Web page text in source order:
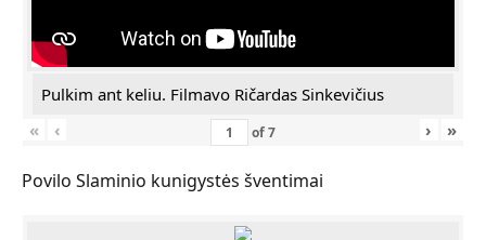
Pulkim ant keliu. Filmavo Ričardas Sinkevičius
«
‹ of7 › »
Povilo Slaminio kunigystės šventimai